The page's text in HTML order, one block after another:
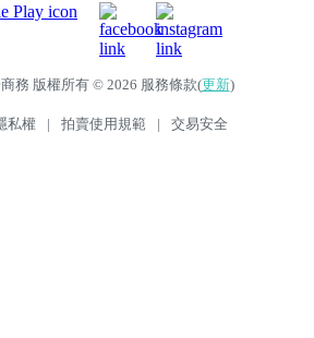
務 版權所有 © 2026 服務條款(更新)
私權 | 拍賣使用規範 | 交易安全